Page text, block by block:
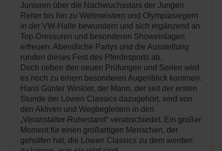
Junioren über die Nachwuchsstars der Jungen
Reiter bis hin zu Weltmeistern und Olympiasiegern
in der VW-Halle bewundern und sich ergänzend an
Top-Dressuren und besonderen Showeinlagen
erfreuen. Abendliche Partys und die Ausstellung
runden dieses Fest des Pferdesports ab.
Doch neben den neuen Prüfungen und Serien wird
es noch zu einem besonderen Augenblick kommen.
Hans Günter Winkler, der Mann, der seit der ersten
Stunde der Löwen Classics dazugehört, wird von
den Aktiven und Wegbegleitern in den
„Veranstalter-Ruhestand“ verabschiedet. Ein großer
Moment für einen großartigen Menschen, der
geholfen hat, die Löwen Classics zu dem werden